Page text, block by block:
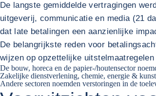
De langste gemiddelde vertragingen
uitgeverij, communicatie en media (21
dat late betalingen een aanzienlijke
De belangrijkste reden voor
wijzen op opzettelijke
De bouw, horeca en de papier-/houtensector
Zakelijke dienstverlening, chemie, energie &
Andere sectoren noemden verstoringen in de